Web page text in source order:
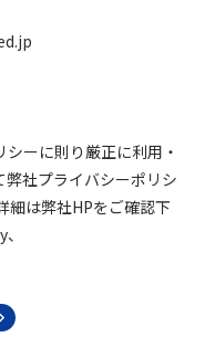
ーに則り厳正に利用・
社プライバシーポリシ
細は弊社HPをご確認下